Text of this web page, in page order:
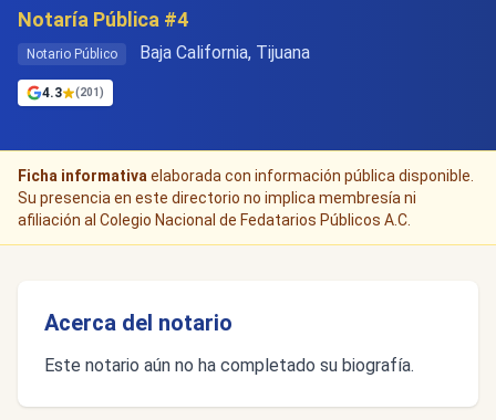
Notaría Pública #4
Notario Público Baja California, Tijuana
4.3 (201)
Ficha informativa elaborada con información pública disponible.
Su presencia en este directorio no implica membresía ni
afiliación al Colegio Nacional de Fedatarios Públicos A.C.
Acerca del notario
Este notario aún no ha completado su biografía.